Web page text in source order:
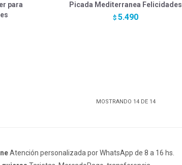
para
Picada Mediterranea Felicidades
$ 5.490
MOSTRANDO 14DE 14
Atención personalizada por WhatsApp de 8 a 16 hs.